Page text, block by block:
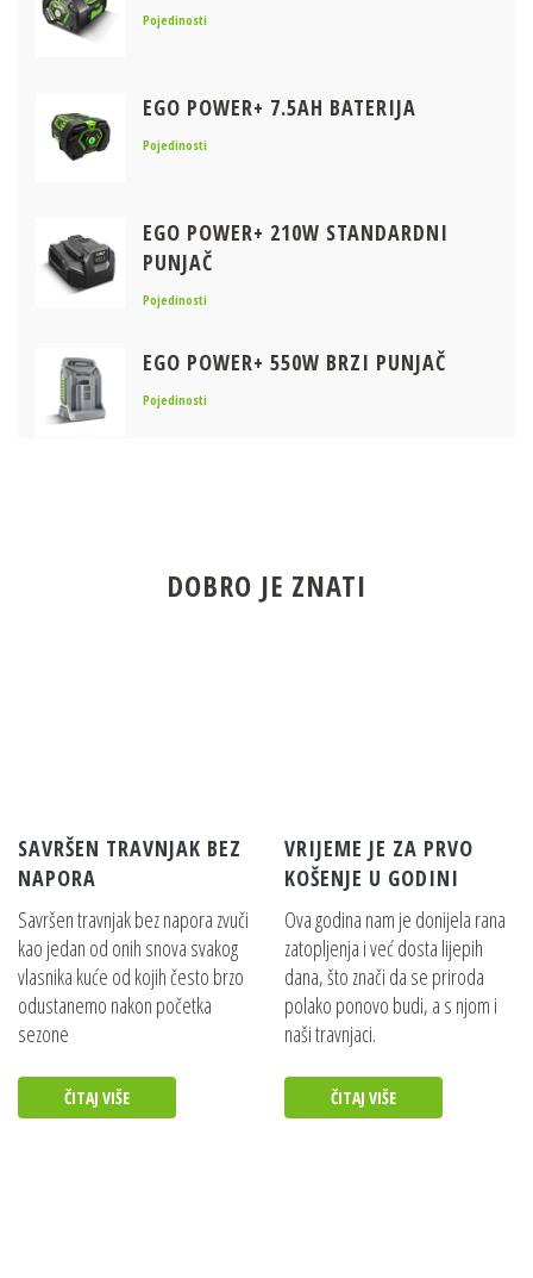
Pojedinosti
EGO POWER+ 7.5AH BATERIJA
Pojedinosti
EGO POWER+ 210W STANDARDNI
PUNJAČ
Pojedinosti
EGO POWER+ 550W BRZI PUNJAČ
Pojedinosti
EGO POWER+ 12.0AH BATERIJA
EGO POWER+ PRO NOSAČ ZA
BATERIJE KIT (KOMPLET)
DOBRO JE ZNATI
SAVRŠEN TRAVNJAK BEZ
NAPORA
Savršen travnjak bez napora zvuči
kao jedan od onih snova svakog
vlasnika kuće od kojih često brzo
odustanemo nakon početka
sezone
ČITAJ VIŠE
VRIJEME JE ZA PRVO
KOŠENJE U GODINI
Ova godina nam je donijela rana
zatopljenja i već dosta lijepih
dana, što znači da se priroda
polako ponovo budi, a s njom i
naši travnjaci.
ČITAJ VIŠE